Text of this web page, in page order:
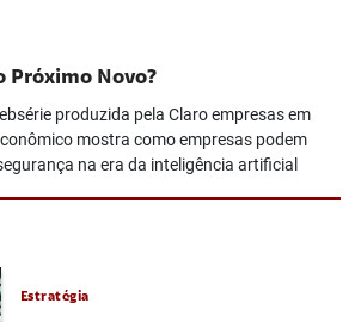
Próximo Novo?
produzida pela Claro empresas em
mostra como empresas podem
na era da inteligência artificial
Estratégia